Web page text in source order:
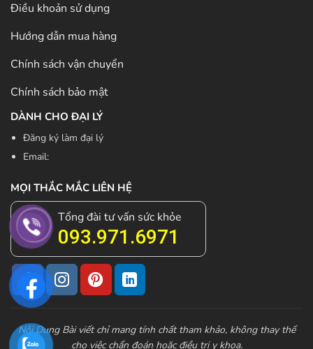
Điều khoản sử dụng
Hướng dẫn mua hàng
Chính sách vận chuyển
Chính sách bảo mật
DÀNH CHO ĐẠI LÝ
Đăng ký làm đại lý
Email:
MỌI THẮC MẮC LIÊN HỆ
Tổng đài tư vấn sức khỏe
093.971.6971
Nội Dung Bài viết chỉ mang tính chất tham khảo, không thay thế
cho việc chẩn đoán hoặc điều trị y khoa.